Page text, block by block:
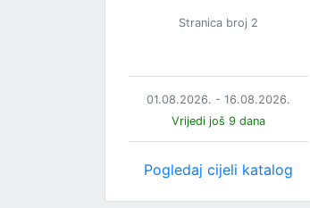
Stranica broj 2
01.08.2026. - 16.08.2026.
Vrijedi još 9 dana
Pogledaj cijeli katalog